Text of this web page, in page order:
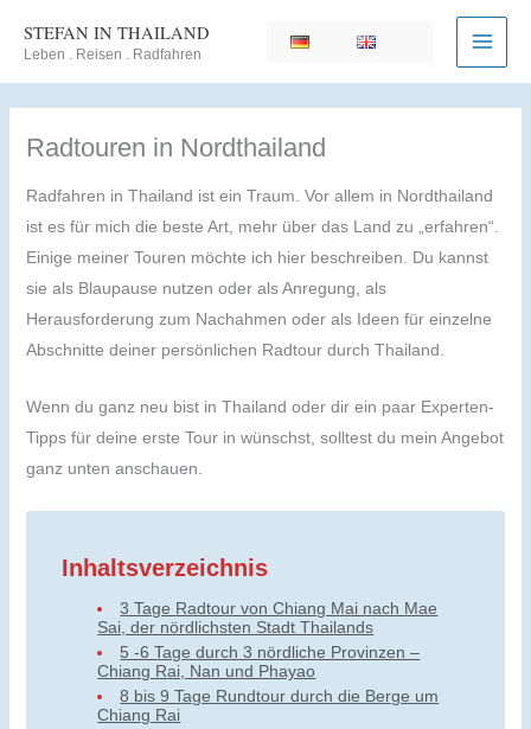
Inhalt
STEFAN IN THAILAND
Leben . Reisen . Radfahren
Radtouren in Nordthailand
Radfahren in Thailand ist ein Traum. Vor allem in Nordthailand
ist es für mich die beste Art, mehr über das Land zu „erfahren“.
Einige meiner Touren möchte ich hier beschreiben. Du kannst
sie als Blaupause nutzen oder als Anregung, als
Herausforderung zum Nachahmen oder als Ideen für einzelne
Abschnitte deiner persönlichen Radtour durch Thailand.
Wenn du ganz neu bist in Thailand oder dir ein paar Experten-
Tipps für deine erste Tour in wünschst, solltest du mein Angebot
ganz unten anschauen.
Inhaltsverzeichnis
3 Tage Radtour von Chiang Mai nach Mae
Sai, der nördlichsten Stadt Thailands
5 -6 Tage durch 3 nördliche Provinzen –
Chiang Rai, Nan und Phayao
8 bis 9 Tage Rundtour durch die Berge um
Chiang Rai